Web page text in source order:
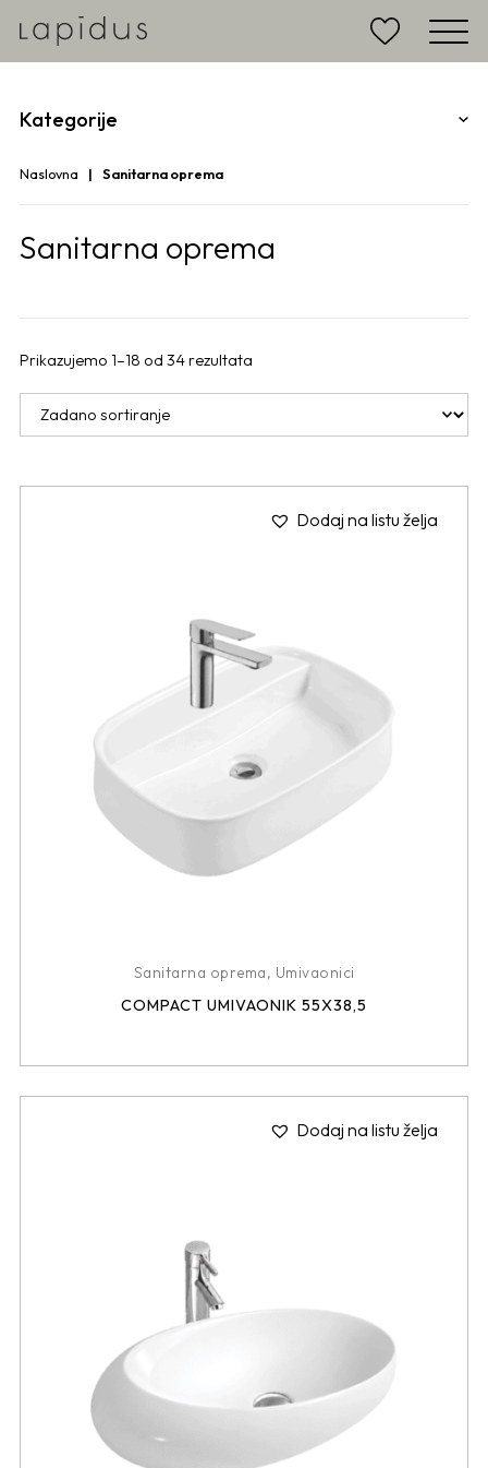
Kategorije
Naslovna Sanitarna oprema
Sanitarna oprema
Prikazujemo 1–18 od 34 rezultata
Dodaj na listu želja
Sanitarna oprema, Umivaonici
COMPACT UMIVAONIK 55X38,5
Dodaj na listu želja